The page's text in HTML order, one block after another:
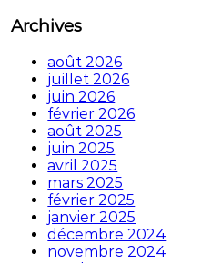
Archives
août 2026
juillet 2026
juin 2026
février 2026
août 2025
juin 2025
avril 2025
mars 2025
février 2025
janvier 2025
décembre 2024
novembre 2024